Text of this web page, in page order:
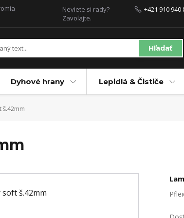
Hľadať
Neviete si rady?
Zavolajte.
+421 910 940
Dyhové hrany Lepidlá & Čističe